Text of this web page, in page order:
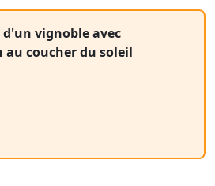
vignoble avec
coucher du soleil